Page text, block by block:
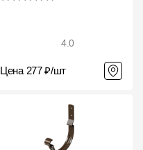
4.0
Цена 277 ₽/шт